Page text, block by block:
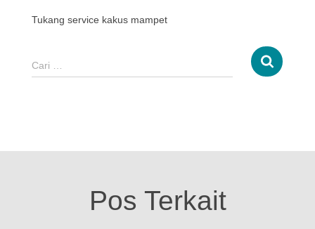
Tukang service kakus mampet
Cari …
Pos Terkait